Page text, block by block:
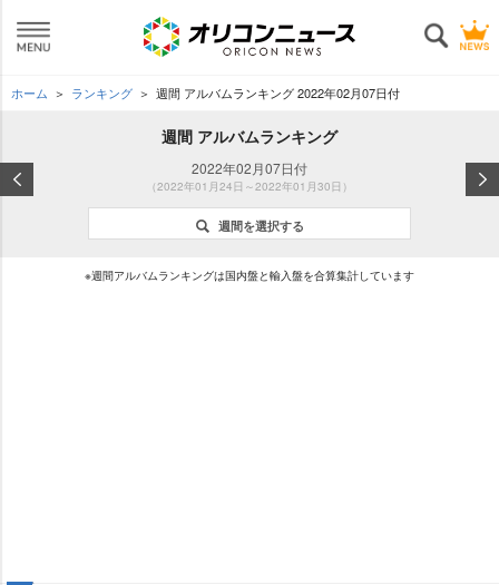
ホーム ランキング 週間 アルバムランキング 2022年02月07日付
週間 アルバムランキング
2022年02月07日付
（2022年01月24日～2022年01月30日）
週間を選択する
※週間アルバムランキングは国内盤と輸入盤を合算集計しています